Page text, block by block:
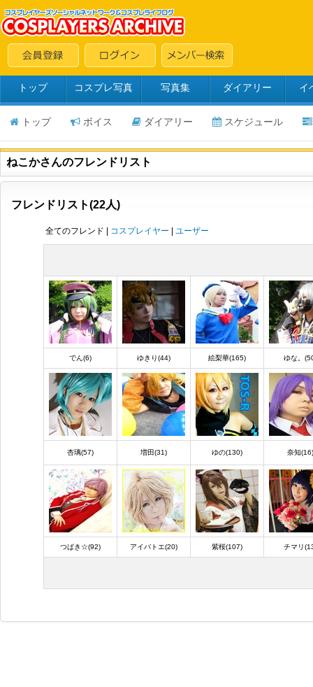
トップ コスプレ写真 写真集 ダイアリー イ
トップ ボイス ダイアリー スケジュール
ねこかさんのフレンドリスト
フレンドリスト(22人)
全てのフレンド | コスプレイヤー ユーザー
でん(6) ゆきり(44) 絵梨華(165) ゆな。
杏璃(57) 増田(31) ゆの(130) 奈知(16)
つばき☆(92) アイバトエ(20) 紫桜(107) チマリ